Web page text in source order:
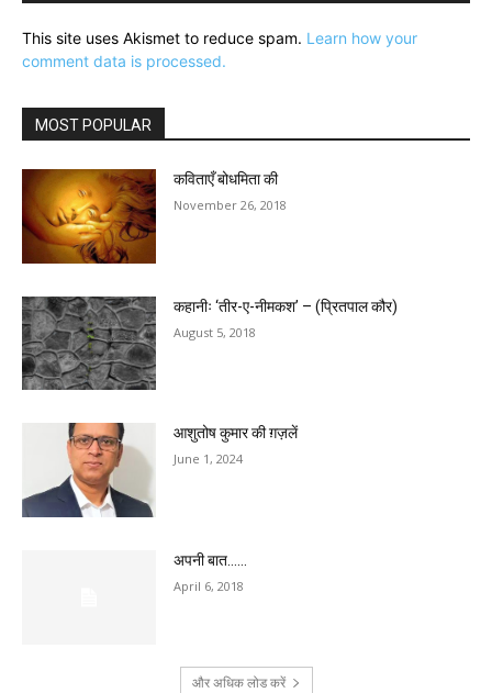
This site uses Akismet to reduce spam. Learn how your
comment data is processed.
MOST POPULAR
कविताएँ बोधमिता की
November 26, 2018
कहानीः ‘तीर-ए-नीमकश’ – (प्रितपाल कौर)
August 5, 2018
आशुतोष कुमार की ग़ज़लें
June 1, 2024
अपनी बात……
April 6, 2018
और अधिक लोड करें